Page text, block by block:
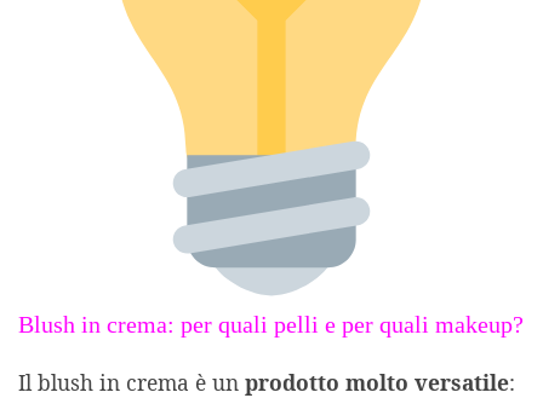
Blush in crema: per quali pelli e per quali makeup?
Il blush in crema è un prodotto molto versatile: